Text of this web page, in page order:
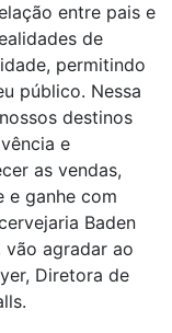
entre pais e
de
permitindo
público. Nessa
destinos
e
as vendas,
e ganhe com
Baden
vão agradar ao
Diretora de